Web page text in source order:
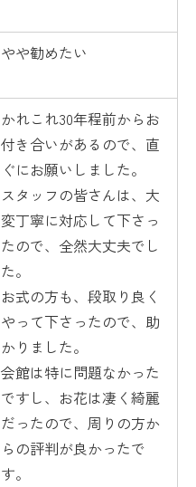
やや勧めたい
かれこれ30年程前からお
付き合いがあるので、直
ぐにお願いしました。
スタッフの皆さんは、大
変丁寧に対応して下さっ
たので、全然大丈夫でし
た。
お式の方も、段取り良く
やって下さったので、助
かりました。
会館は特に問題なかった
ですし、お花は凄く綺麗
だったので、周りの方か
らの評判が良かったで
す。